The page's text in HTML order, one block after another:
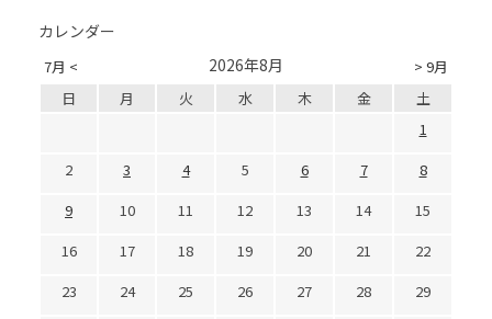
カレンダー
7月 < > 9月
2026年8月
日 月 火 水 木 金
土
1
2
3 4 5 6 7
8
9
10 11 12 13 14
15
16
17 18 19 20 21
22
23
24 25 26 27 28
29